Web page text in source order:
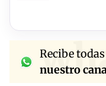
Recibe
nuestro